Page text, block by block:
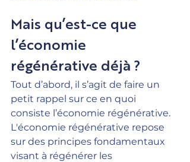
Mais qu’est-ce que
l’économie
régénérative déjà ?
Tout d’abord, il s’agit de faire un
petit rappel sur ce en quoi
consiste l’économie régénérative.
L'économie régénérative repose
sur des principes fondamentaux
visant à régénérer les